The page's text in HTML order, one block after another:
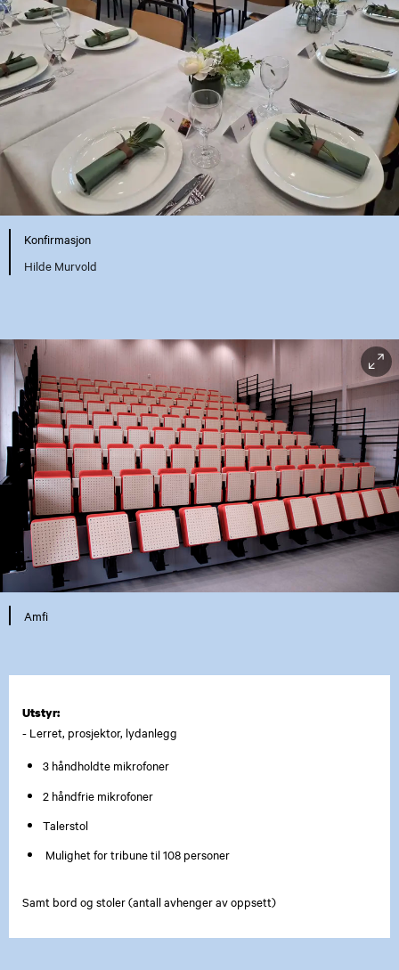
Konfirmasjon
Hilde Murvold
Amfi
Utstyr:
- Lerret, prosjektor, lydanlegg
3 håndholdte mikrofoner
2 håndfrie mikrofoner
Talerstol
Mulighet for tribune til 108 personer
Samt bord og stoler (antall avhenger av oppsett)